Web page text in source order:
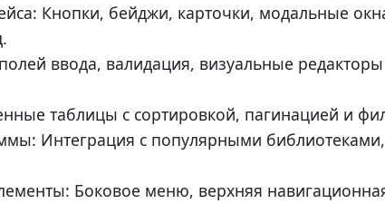
Кнопки, бейджи, карточки, модальные
ввода, валидация, визуальные редакторы
таблицы с сортировкой, пагинацией и
Интеграция с популярными
Боковое меню, верхняя